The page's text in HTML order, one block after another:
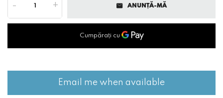
- + ANUNȚĂ-MĂ
Email me when available